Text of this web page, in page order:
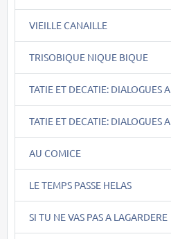
VIEILLE CANAILLE
TRISOBIQUE NIQUE BIQUE
TATIE ET DECATIE: DIALOGUES A
TATIE ET DECATIE: DIALOGUES A
AU COMICE
LE TEMPS PASSE HELAS
SI TU NE VAS PAS A LAGARDERE